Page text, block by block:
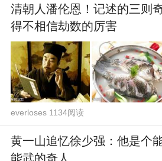
清朝人潘伦恩！记述的三则
得不相信劫数的厉害
everloses 1134阅读
黄一山追忆徐少强：他是个
能武的奇人